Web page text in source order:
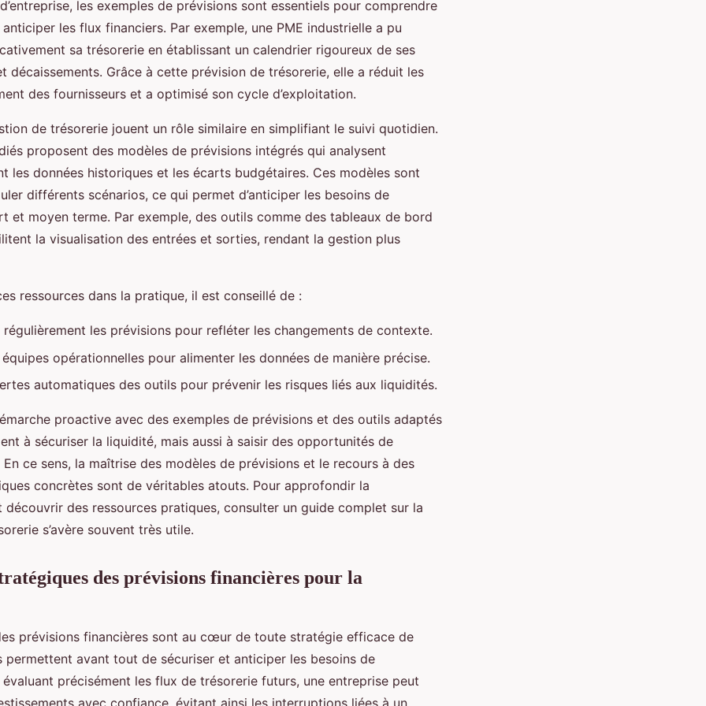
les exemples de prévisions sont essentiels pour comprendre
les flux financiers. Par exemple, une PME industrielle a pu
sa trésorerie en établissant un calendrier rigoureux de ses
décaissements. Grâce à cette prévision de trésorerie, elle a réduit les
des fournisseurs et a optimisé son cycle d’exploitation.
de trésorerie jouent un rôle similaire en simplifiant le suivi quotidien.
proposent des modèles de prévisions intégrés qui analysent
les données historiques et les écarts budgétaires. Ces modèles sont
différents scénarios, ce qui permet d’anticiper les besoins de
et moyen terme. Par exemple, des outils comme des tableaux de bord
la visualisation des entrées et sorties, rendant la gestion plus
ressources dans la pratique, il est conseillé de :
les prévisions pour refléter les changements de contexte.
opérationnelles pour alimenter les données de manière précise.
automatiques des outils pour prévenir les risques liés aux liquidités.
proactive avec des exemples de prévisions et des outils adaptés
à sécuriser la liquidité, mais aussi à saisir des opportunités de
ce sens, la maîtrise des modèles de prévisions et le recours à des
concrètes sont de véritables atouts. Pour approfondir la
des ressources pratiques, consulter un guide complet sur la
s’avère souvent très utile.
des prévisions financières pour la
prévisions financières sont au cœur de toute stratégie efficace de
permettent avant tout de sécuriser et anticiper les besoins de
précisément les flux de trésorerie futurs, une entreprise peut
avec confiance, évitant ainsi les interruptions liées à un